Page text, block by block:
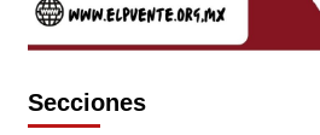
Secciones